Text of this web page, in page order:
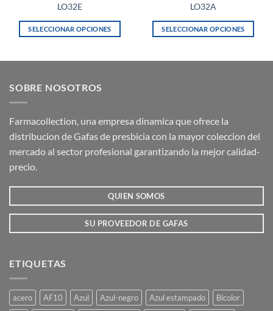
LO32E
SELECCIONAR OPCIONES
variantes.
opciones
se
elegir
de
producto
LO32A
SELECCIONAR OPCIONES
opciones
elegir
de
SOBRE NOSOTROS
Farmacollection, una empresa dinamica que ofrece la
distribucion de Gafas de presbicia con la mayor coleccion del
mercado al sector profesional garantizando la mejor calidad-
precio.
QUIEN SOMOS
SU PROVEEDOR DE GAFAS
ETIQUETAS
acero AF10 Azul Azul-negro Azul estampado
Bicolor